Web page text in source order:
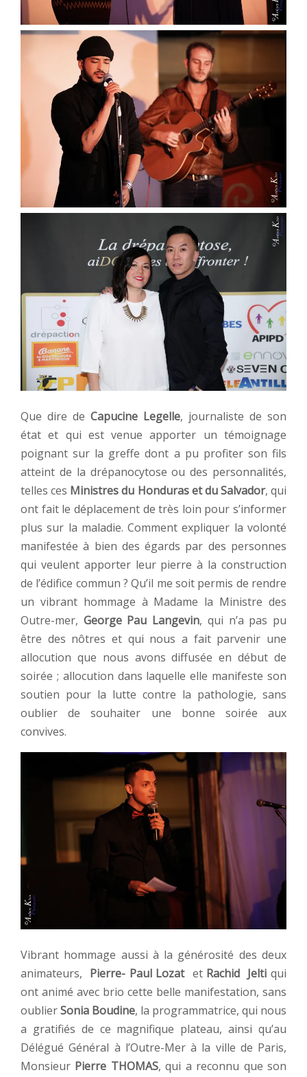
Que dire de Capucine Legelle, journaliste de son
état et qui est venue apporter un témoignage
poignant sur la greffe dont a pu profiter son fils
atteint de la drépanocytose ou des personnalités,
telles ces Ministres du Honduras et du Salvador, qui
ont fait le déplacement de très loin pour s’informer
plus sur la maladie. Comment expliquer la volonté
manifestée à bien des égards par des personnes
qui veulent apporter leur pierre à la construction
de l’édifice commun ? Qu’il me soit permis de rendre
un vibrant hommage à Madame la Ministre des
Outre-mer, George Pau Langevin, qui n’a pas pu
être des nôtres et qui nous a fait parvenir une
allocution que nous avons diffusée en début de
soirée ; allocution dans laquelle elle manifeste son
soutien pour la lutte contre la pathologie, sans
oublier de souhaiter une bonne soirée aux
convives.
Vibrant hommage aussi à la générosité des deux
animateurs, Pierre- Paul Lozatet Rachid Jeltiqui
ont animé avec brio cette belle manifestation, sans
oublierSonia Boudine, la programmatrice, qui nous
a gratifiés de ce magnifique plateau, ainsi qu’au
Délégué Général à l’Outre-Mer à la ville de Paris,
Monsieur Pierre THOMAS, qui a reconnu que son